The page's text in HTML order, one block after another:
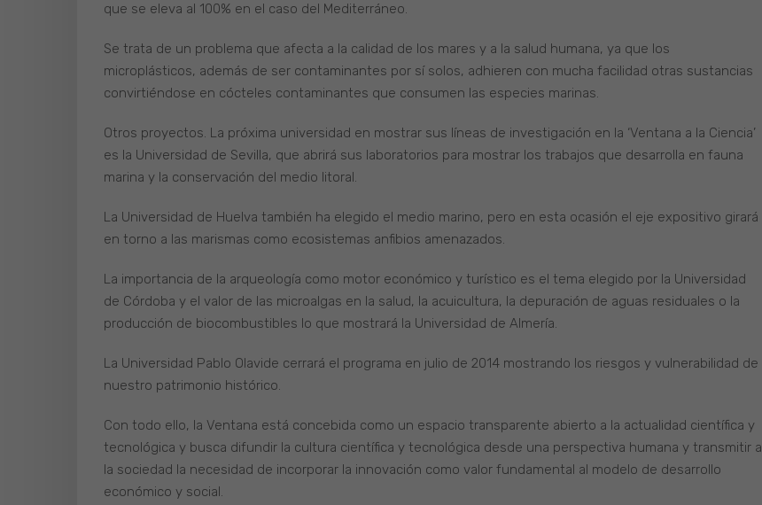
que se eleva al 100% en el caso del Mediterráneo.
Se trata de un problema que afecta a la calidad de los mares y a la salud humana, ya que los
microplásticos, además de ser contaminantes por sí solos, adhieren con mucha facilidad otras sustancias
convirtiéndose en cócteles contaminantes que consumen las especies marinas.
Otros proyectos. La próxima universidad en mostrar sus líneas de investigación en la ‘Ventana a la Ciencia’
es la Universidad de Sevilla, que abrirá sus laboratorios para mostrar los trabajos que desarrolla en fauna
marina y la conservación del medio litoral.
La Universidad de Huelva también ha elegido el medio marino, pero en esta ocasión el eje expositivo girará
en torno a las marismas como ecosistemas anfibios amenazados.
La importancia de la arqueología como motor económico y turístico es el tema elegido por la Universidad
de Córdoba y el valor de las microalgas en la salud, la acuicultura, la depuración de aguas residuales o la
producción de biocombustibles lo que mostrará la Universidad de Almería.
La Universidad Pablo Olavide cerrará el programa en julio de 2014 mostrando los riesgos y vulnerabilidad de
nuestro patrimonio histórico.
Con todo ello, la Ventana está concebida como un espacio transparente abierto a la actualidad científica y
tecnológica y busca difundir la cultura científica y tecnológica desde una perspectiva humana y transmitir a
la sociedad la necesidad de incorporar la innovación como valor fundamental al modelo de desarrollo
económico y social.